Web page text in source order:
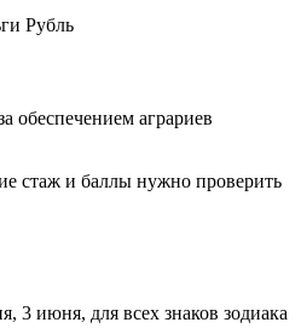
Рубль
обеспечением аграриев
стаж и баллы нужно проверить
3 июня, для всех знаков зодиака